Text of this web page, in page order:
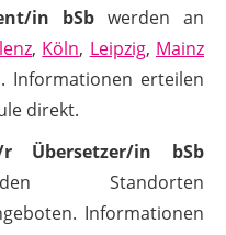
in bSb werden an
, Köln, Leipzig, Mainz
Informationen erteilen
direkt.
r Übersetzer/in bSb
Standorten
Informationen